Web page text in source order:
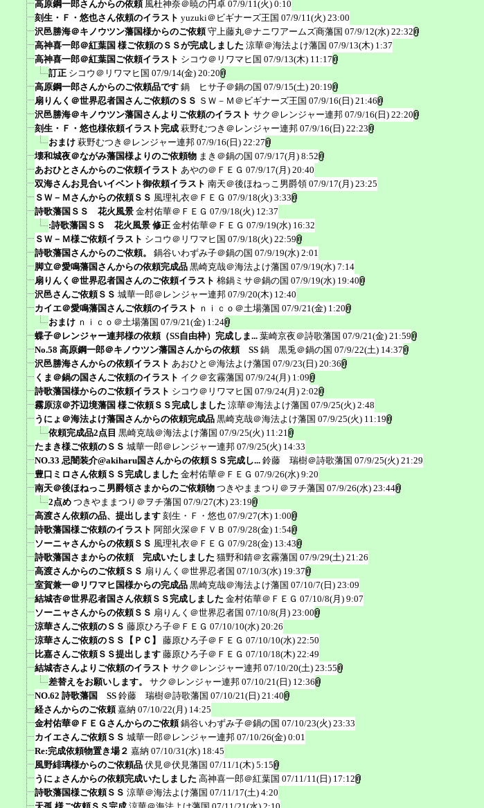
高原鋼一郎さんからの依頼 風杜神奈＠暁の円卓 07/9/11(火) 0:10
刻生・Ｆ・悠也さん依頼のイラスト yuzuki＠ビギナーズ王国 07/9/11(火) 23:00
沢邑勝海＠キノウツン藩国様からのご依頼 守上藤丸＠ナニワアームズ商藩国 07/9/12(水) 22:32
高神喜一郎＠紅葉国 様ご依頼のＳＳが完成しました 涼華＠海法よけ藩国 07/9/13(木) 1:37
高神喜一郎＠紅葉国ご依頼イラスト シコウ＠リワマヒ国 07/9/13(木) 11:17
訂正 シコウ＠リワマヒ国 07/9/14(金) 20:20
高原鋼一郎さんからのご依頼品です 鍋 ヒサ子＠鍋の国 07/9/15(土) 20:19
扇りんく＠世界忍者国さんご依頼のＳＳ ＳＷ－Ｍ＠ビギナーズ王国 07/9/16(日) 21:46
沢邑勝海＠キノウツン藩国さんよりご依頼のイラスト サク＠レンジャー連邦 07/9/16(日) 22:20
刻生・Ｆ・悠也様依頼イラスト完成 萩野むつき＠レンジャー連邦 07/9/16(日) 22:23
おまけ 萩野むつき＠レンジャー連邦 07/9/16(日) 22:27
壊和城夜＠ながみ藩国様よりのご依頼物 まき＠鍋の国 07/9/17(月) 8:52
あおひとさんからのご依頼イラスト あやの＠ＦＥＧ 07/9/17(月) 20:40
双海さんお見合いイベント御依頼イラスト 南天＠後ほねっこ男爵領 07/9/17(月) 23:25
ＳＷ－Ｍさんからの依頼ＳＳ 風理礼衣＠ＦＥＧ 07/9/18(火) 3:33
詩歌藩国ＳＳ 花火風景 金村佑華＠ＦＥＧ 07/9/18(火) 12:37
:詩歌藩国ＳＳ 花火風景 修正 金村佑華＠ＦＥＧ 07/9/19(水) 16:32
ＳＷ－Ｍ様ご依頼イラスト シコウ＠リワマヒ国 07/9/18(火) 22:59
詩歌藩国さんからのご依頼。
鍋谷いわずみ子＠鍋の国 07/9/19(水) 2:01
脚立＠愛鳴藩国さんからの依頼完成品 黒崎克哉＠海法よけ藩国 07/9/19(水) 7:14
扇りんく＠世界忍者国さんのご依頼イラスト 棉鍋ミサ＠鍋の国 07/9/19(水) 19:40
沢邑さんご依頼ＳＳ 城華一郎＠レンジャー連邦 07/9/20(木) 12:40
カイエ＠愛鳴藩国さんご依頼のイラスト ｎｉｃｏ＠土場藩国 07/9/21(金) 1:20
おまけ ｎｉｃｏ＠土場藩国 07/9/21(金) 1:24
蝶子＠レンジャー連邦様の依頼（SS自由枠）完成しま... 葉崎京夜＠詩歌藩国 07/9/21(金) 21:59
No.58 高原鋼一郎＠キノウツン藩国さんからの依頼 SS 鍋 黒兎＠鍋の国 07/9/22(土) 14:37
沢邑勝海さんからの依頼イラスト あおひと＠海法よけ藩国 07/9/23(日) 20:36
くま＠鍋の国さんご依頼のイラスト イク＠玄霧藩国 07/9/24(月) 1:09
詩歌藩国様からのご依頼イラスト シコウ＠リワマヒ国 07/9/24(月) 2:02
霧原涼＠芥辺境藩国 様ご依頼ＳＳ完成しました 涼華＠海法よけ藩国 07/9/25(火) 2:48
うにょ＠海法よけ藩国さんからの依頼完成品 黒崎克哉＠海法よけ藩国 07/9/25(火) 11:19
依頼完成品2点目 黒崎克哉＠海法よけ藩国 07/9/25(火) 11:21
たまき様ご依頼のＳＳ 城華一郎＠レンジャー連邦 07/9/25(火) 14:33
NO.33 忌闇装介@akiharu国さんからの依頼ＳＳ完成し... 鈴藤 瑞樹＠詩歌藩国 07/9/25(火) 21:29
豊口ミロさん依頼ＳＳ完成しました 金村佑華＠ＦＥＧ 07/9/26(水) 9:20
南天＠後ほねっこ男爵領さまからのご依頼物 つきやままつり＠ヲチ藩国 07/9/26(水) 23:44
2点め つきやままつり＠ヲチ藩国 07/9/27(木) 23:19
高渡さん依頼の品、提出します 刻生・Ｆ・悠也 07/9/27(木) 1:00
詩歌藩国様ご依頼のイラスト 阿部火深＠ＦＶＢ 07/9/28(金) 1:54
ソーニャさんからの依頼ＳＳ 風理礼衣＠ＦＥＧ 07/9/28(金) 13:43
詩歌藩国さまからの依頼 完成いたしました 猫野和錆＠玄霧藩国 07/9/29(土) 21:26
高渡さんからのご依頼ＳＳ 扇りんく＠世界忍者国 07/10/3(水) 19:37
室賀兼一＠リワマヒ国様からの完成品 黒崎克哉＠海法よけ藩国 07/10/7(日) 23:09
結城杏＠世界忍者国さん依頼ＳＳ完成しました 金村佑華＠ＦＥＧ 07/10/8(月) 9:07
ソーニャさんからの依頼ＳＳ 扇りんく＠世界忍者国 07/10/8(月) 23:00
涼華さんご依頼のＳＳ 藤原ひろ子＠ＦＥＧ 07/10/10(水) 20:26
涼華さんご依頼のＳＳ【ＰＣ】
藤原ひろ子＠ＦＥＧ 07/10/10(水) 22:50
比嘉さんご依頼ＳＳ提出します 藤原ひろ子＠ＦＥＧ 07/10/18(木) 22:49
結城杏さんよりご依頼のイラスト サク＠レンジャー連邦 07/10/20(土) 23:55
差替えをお願いします。
サク＠レンジャー連邦 07/10/21(日) 12:36
NO.62 詩歌藩国 SS 鈴藤 瑞樹＠詩歌藩国 07/10/21(日) 21:40
経さんからのご依頼 嘉納 07/10/22(月) 14:25
金村佑華＠ＦＥＧさんからのご依頼 鍋谷いわずみ子＠鍋の国 07/10/23(火) 23:33
カイエさんご依頼ＳＳ 城華一郎＠レンジャー連邦 07/10/26(金) 0:01
Re:完成依頼物置き場２ 嘉納 07/10/31(水) 18:45
風野緋璃様からのご依頼品 伏見＠伏見藩国 07/11/1(木) 5:15
うにょさんからの依頼完成いたしました 高神喜一郎＠紅葉国 07/11/11(日) 17:12
詩歌藩国様ご依頼ＳＳ 涼華＠海法よけ藩国 07/11/17(土) 4:20